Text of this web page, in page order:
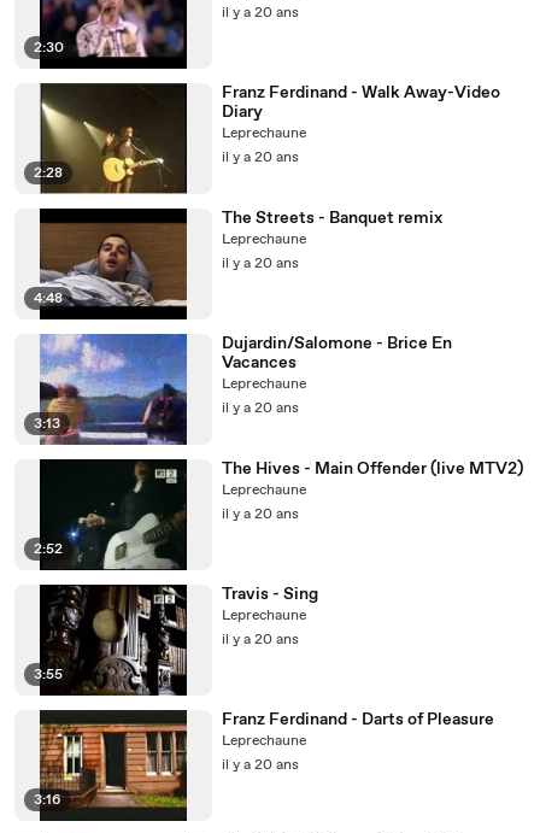
2:30
il y a 20 ans
2:28
Franz Ferdinand - Walk Away-Video
Diary
Leprechaune
il y a 20 ans
4:48
The Streets - Banquet remix
Leprechaune
il y a 20 ans
3:13
Dujardin/Salomone - Brice En
Vacances
Leprechaune
il y a 20 ans
2:52
The Hives - Main Offender (live MTV2)
Leprechaune
il y a 20 ans
3:55
Travis - Sing
Leprechaune
il y a 20 ans
3:16
Franz Ferdinand - Darts of Pleasure
Leprechaune
il y a 20 ans